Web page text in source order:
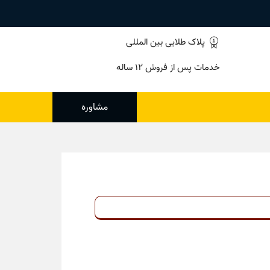
پلاک طلایی بین المللی
خدمات پس از فروش ۱۲ ساله
مشاوره